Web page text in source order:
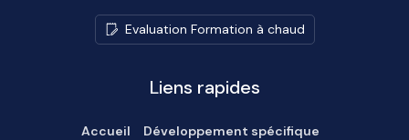
Evaluation Formation à chaud
Liens rapides
Accueil
Développement spécifique